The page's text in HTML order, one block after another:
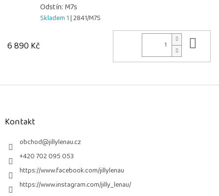
Odstín: M7s
Skladem 1| 2841/M7S
6 890 Kč
Z
Kontakt
obchod@jillylenau.cz
+420 702 095 053
https://www.facebook.com/jillylenau
https://www.instagram.com/jilly_lenau/